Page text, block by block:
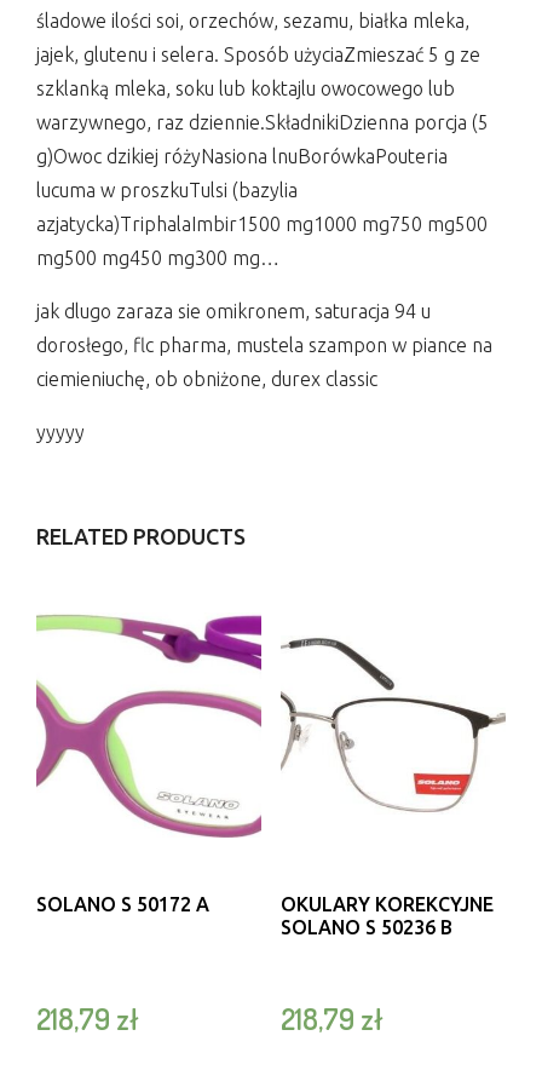
śladowe ilości soi, orzechów, sezamu, białka mleka,
jajek, glutenu i selera. Sposób użyciaZmieszać 5 g ze
szklanką mleka, soku lub koktajlu owocowego lub
warzywnego, raz dziennie.SkładnikiDzienna porcja (5
g)Owoc dzikiej różyNasiona lnuBorówkaPouteria
lucuma w proszkuTulsi (bazylia
azjatycka)TriphalaImbir1500 mg1000 mg750 mg500
mg500 mg450 mg300 mg…
jak dlugo zaraza sie omikronem, saturacja 94 u
dorosłego, flc pharma, mustela szampon w piance na
ciemieniuchę, ob obniżone, durex classic
yyyyy
RELATED PRODUCTS
SOLANO S 50172 A
218,79 zł
OKULARY KOREKCYJNE
SOLANO S 50236 B
218,79 zł